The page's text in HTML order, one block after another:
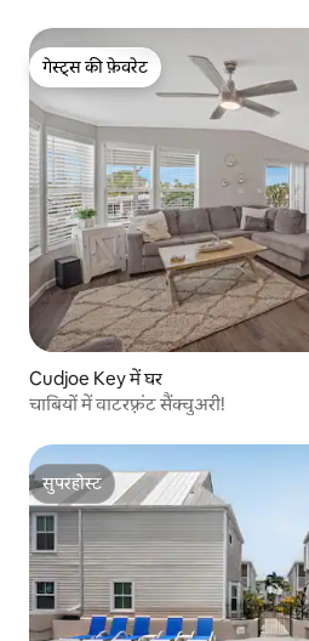
गेस्ट्स की फ़ेवरेट
गेस्ट्स की फ़ेवरेट
Cudjoe Key में घर
चाबियों में वाटरफ़्रंट सैंक्चुअरी!
सुपरहोस्ट
सुपरहोस्ट